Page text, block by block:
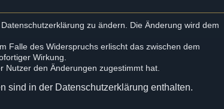
zu ändern. Die Änderung wird dem
Falle des Widerspruchs erlischt das zwischen dem
Wirkung.
Nutzer den Änderungen zugestimmt hat.
sind in der Datenschutzerklärung enthalten.